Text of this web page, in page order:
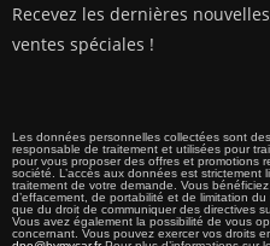
Recevez les dernières
ventes spéciales !
Les données personnelles collectées sont
responsable de traitement et utilisées pour
pour vous proposer des offres et promotions
société. L’accès aux données est strictement
traitement de votre demande. Vous bénéficiez
d’effacement, de portabilité et de limitation
que du droit de communiquer des directives
Vous avez également la possibilité de vous
concernant. Vous pouvez exercer vos droits